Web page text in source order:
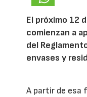
El próximo 12
comienzan a
del
envases y
A partir de esa